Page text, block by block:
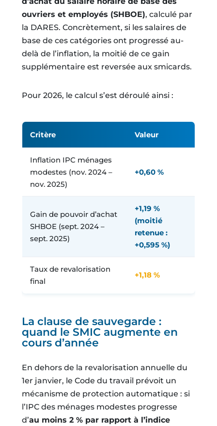
ouvriers et employés (SHBOE), calculé par
la DARES. Concrètement, si les salaires de
base de ces catégories ont progressé au-
delà de l’inflation, la moitié de ce gain
supplémentaire est reversée aux smicards.
Pour 2026, le calcul s’est déroulé ainsi :
Critère Valeur
Inflation IPC ménages
modestes (nov. 2024 –
nov. 2025)
+0,60 %
Gain de pouvoir d’achat
SHBOE (sept. 2024 –
sept. 2025)
+1,19 %
(moitié
retenue :
+0,595 %)
Taux de revalorisation
final
+1,18 %
La clause de sauvegarde :
quand le SMIC augmente en
cours d’année
En dehors de la revalorisation annuelle du
1er janvier, le Code du travail prévoit un
mécanisme de protection automatique : si
l’IPC des ménages modestes progresse
d’au moins 2 % par rapport à l’indice